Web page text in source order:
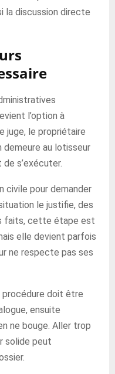
la discussion directe
l’option à
juge, le propriétaire
demeure au lotisseur
s’exécuter.
civile pour demander
le justifie, des
faits, cette étape est
elle devient parfois
ne respecte pas ses
procédure doit être
ensuite
ne bouge. Aller trop
solide peut